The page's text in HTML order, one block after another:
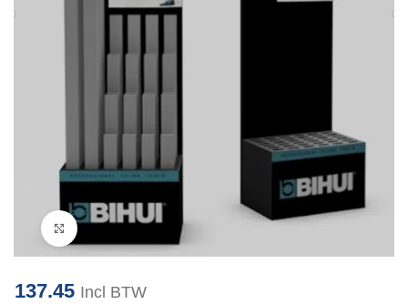
Klik om te vergroten
137.45 Incl BTW